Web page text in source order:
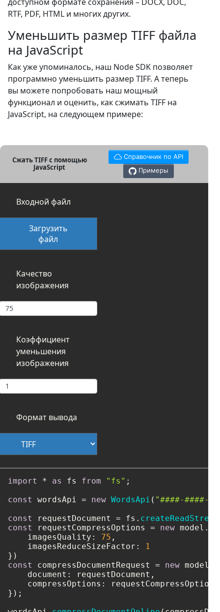
RTF, PDF, HTML и многих других.
Уменьшить размер TIFF файла
на JavaScript
Как уже упоминалось, наш Node SDK позволяет
программно уменьшить размер TIFF. А теперь
вы можете попробовать наш мощный
функционал и оценить, как сжимать TIFF на
JavaScript, на следующем примере:
Сжать TIFF с помощью
JavaScript
Справочник по API
Примеры
Входной файл
Загрузить
файл
Качество
изображения
Коэффициент
уменьшения
изображения
Формат вывода
import * as fs from "fs" ;
const
wordsApi = new WordsApi ( "####-####-
const
requestDocument = fs. createReadStream
const
requestCompressOptions = new model.
imagesQuality : 75 ,
imagesReduceSizeFactor :
1
const
compressDocumentRequest = new model.
document : requestDocument,
compressOptions : requestCompressOptions
});